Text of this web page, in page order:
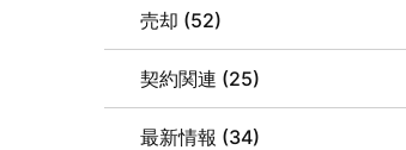
売却 (52)
契約関連 (25)
最新情報 (34)